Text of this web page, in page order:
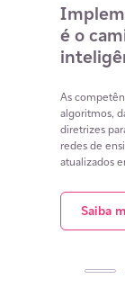
é o
As
algoritmos,
diretrizes
redes de
atualizados
Saiba